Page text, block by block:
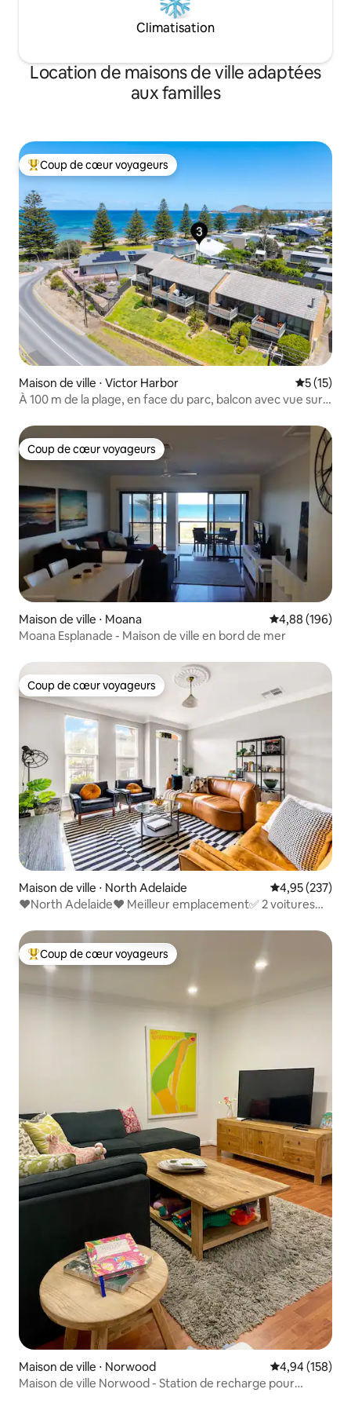
Climatisation
Location de maisons de ville adaptées
aux familles
Coups de cœur voyageurs les plus appréciés
Coup de cœur voyageurs
Maison de ville ⋅ Victor Harbor
5 (15)
À 100 m de la plage, en face du parc, balcon avec vue sur
Coup de cœur voyageurs
Coup de cœur voyageurs
Maison de ville ⋅ Moana Évaluation
4,88 (196)
Moana Esplanade - Maison de ville en bord de mer
Coup de cœur voyageurs
Coup de cœur voyageurs
Maison de ville ⋅ North Adelaide Évaluation
4,95 (237)
❤️North Adelaide❤️ Meilleur emplacement✅ 2 voitures✅
Coups de cœur voyageurs les plus appréciés
Coup de cœur voyageurs
Maison de ville ⋅ Norwood Évaluation
4,94 (158)
Maison de ville Norwood - Station de recharge pour